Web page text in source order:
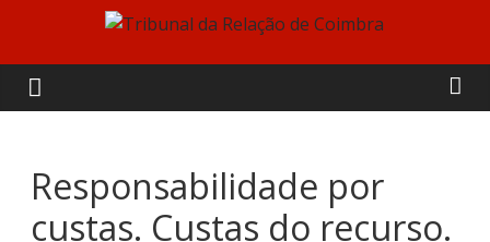
content
Tribunal
da
Relação
Responsabilidade por
custas. Custas do recurso.